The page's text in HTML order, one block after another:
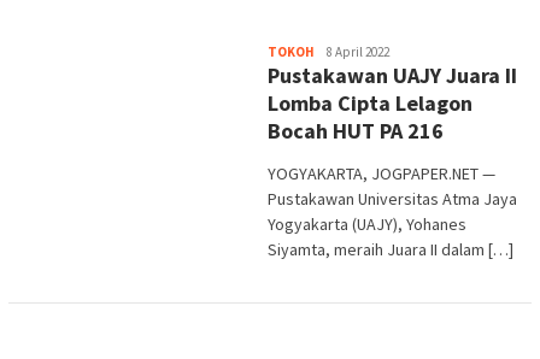
TOKOH Heri
Purwata
8 April 2022
Pustakawan UAJY Juara II
Lomba Cipta Lelagon
Bocah HUT PA 216
YOGYAKARTA, JOGPAPER.NET —
Pustakawan Universitas Atma Jaya
Yogyakarta (UAJY), Yohanes
Siyamta, meraih Juara II dalam […]